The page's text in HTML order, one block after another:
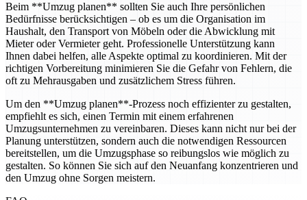
Beim **Umzug planen** sollten Sie auch Ihre persönlichen
Bedürfnisse berücksichtigen – ob es um die Organisation im
Haushalt, den Transport von Möbeln oder die Abwicklung mit
Mieter oder Vermieter geht. Professionelle Unterstützung kann
Ihnen dabei helfen, alle Aspekte optimal zu koordinieren. Mit der
richtigen Vorbereitung minimieren Sie die Gefahr von Fehlern, die
oft zu Mehrausgaben und zusätzlichem Stress führen.
Um den **Umzug planen**-Prozess noch effizienter zu gestalten,
empfiehlt es sich, einen Termin mit einem erfahrenen
Umzugsunternehmen zu vereinbaren. Dieses kann nicht nur bei der
Planung unterstützen, sondern auch die notwendigen Ressourcen
bereitstellen, um die Umzugsphase so reibungslos wie möglich zu
gestalten. So können Sie sich auf den Neuanfang konzentrieren und
den Umzug ohne Sorgen meistern.